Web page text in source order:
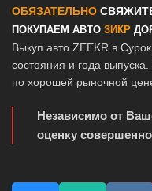
ОБЯЗАТЕЛЬНО
ПОКУПАЕМ АВТО ЗИКР
Выкуп авто ZEEKR в
состояния и года
по хорошей рыночной
Независимо от
оценку